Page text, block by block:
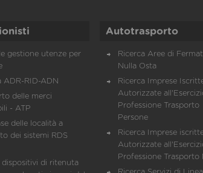
gestione utenze per
ADR-RID-ADN
delle merci
- ATP
delle località a
dei sistemi RDS
dispositivi di ritenuta
Autotrasporto
Ricerca Aree di
Nulla Osta
Ricerca Imprese
Autorizzate
Professione Trasporto
Persone
Ricerca Imprese
Autorizzate
Professione Trasporto